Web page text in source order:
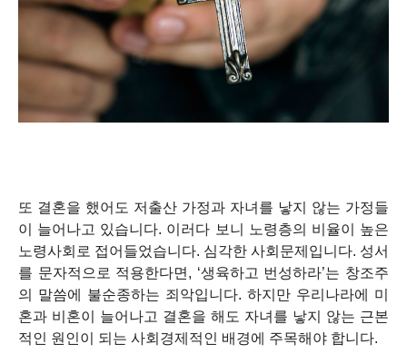
또 결혼을 했어도 저출산 가정과 자녀를 낳지 않는 가정들
이 늘어나고 있습니다. 이러다 보니 노령층의 비율이 높은
노령사회로 접어들었습니다. 심각한 사회문제입니다. 성서
를 문자적으로 적용한다면, ‘생육하고 번성하라’는 창조주
의 말씀에 불순종하는 죄악입니다. 하지만 우리나라에 미
혼과 비혼이 늘어나고 결혼을 해도 자녀를 낳지 않는 근본
적인 원인이 되는 사회경제적인 배경에 주목해야 합니다.